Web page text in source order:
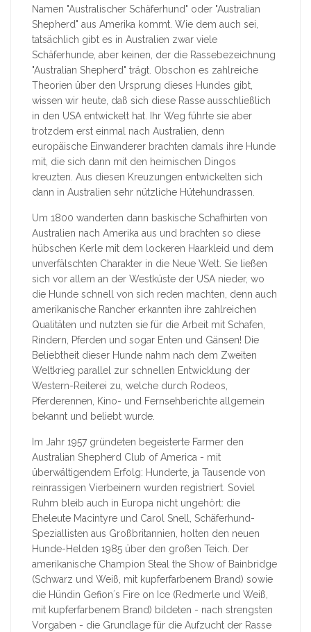
Namen "Australischer Schäferhund" oder "Australian
Shepherd" aus Amerika kommt. Wie dem auch sei,
tatsächlich gibt es in Australien zwar viele
Schäferhunde, aber keinen, der die Rassebezeichnung
"Australian Shepherd" trägt. Obschon es zahlreiche
Theorien über den Ursprung dieses Hundes gibt,
wissen wir heute, daß sich diese Rasse ausschließlich
in den USA entwickelt hat. Ihr Weg führte sie aber
trotzdem erst einmal nach Australien, denn
europäische Einwanderer brachten damals ihre Hunde
mit, die sich dann mit den heimischen Dingos
kreuzten. Aus diesen Kreuzungen entwickelten sich
dann in Australien sehr nützliche Hütehundrassen.
Um 1800 wanderten dann baskische Schafhirten von
Australien nach Amerika aus und brachten so diese
hübschen Kerle mit dem lockeren Haarkleid und dem
unverfälschten Charakter in die Neue Welt. Sie ließen
sich vor allem an der Westküste der USA nieder, wo
die Hunde schnell von sich reden machten, denn auch
amerikanische Rancher erkannten ihre zahlreichen
Qualitäten und nutzten sie für die Arbeit mit Schafen,
Rindern, Pferden und sogar Enten und Gänsen! Die
Beliebtheit dieser Hunde nahm nach dem Zweiten
Weltkrieg parallel zur schnellen Entwicklung der
Western-Reiterei zu, welche durch Rodeos,
Pferderennen, Kino- und Fernsehberichte allgemein
bekannt und beliebt wurde.
Im Jahr 1957 gründeten begeisterte Farmer den
Australian Shepherd Club of America - mit
überwältigendem Erfolg: Hunderte, ja Tausende von
reinrassigen Vierbeinern wurden registriert. Soviel
Ruhm bleib auch in Europa nicht ungehört: die
Eheleute Macintyre und Carol Snell, Schäferhund-
Speziallisten aus Großbritannien, holten den neuen
Hunde-Helden 1985 über den großen Teich. Der
amerikanische Champion Steal the Show of Bainbridge
(Schwarz und Weiß, mit kupferfarbenem Brand) sowie
die Hündin Gefion´s Fire on Ice (Redmerle und Weiß,
mit kupferfarbenem Brand) bildeten - nach strengsten
Vorgaben - die Grundlage für die Aufzucht der Rasse